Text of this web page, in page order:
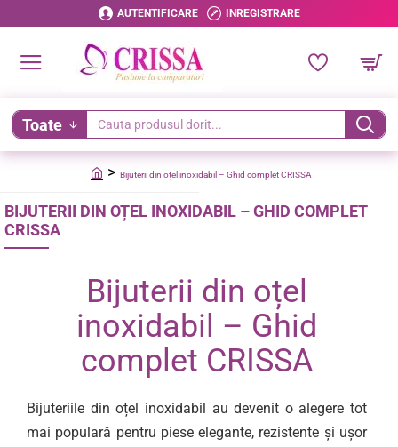
AUTENTIFICARE INREGISTRARE
Toate
Cauta
produsul
BIJUTERII DIN OȚEL INOXIDABIL – GHID COMPLET
CRISSA
Bijuterii din oțel inoxidabil – Ghid complet CRISSA
Bijuterii din oțel
inoxidabil – Ghid
complet CRISSA
Bijuteriile din oțel inoxidabil au devenit o alegere tot
mai populară pentru piese elegante, rezistente și ușor